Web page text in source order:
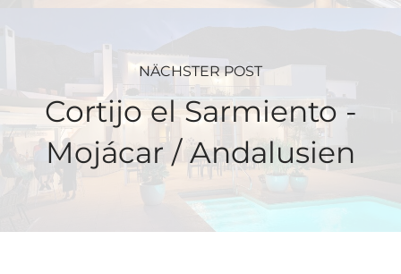
NÄCHSTER POST
Cortijo el Sarmiento -
Mojácar / Andalusien